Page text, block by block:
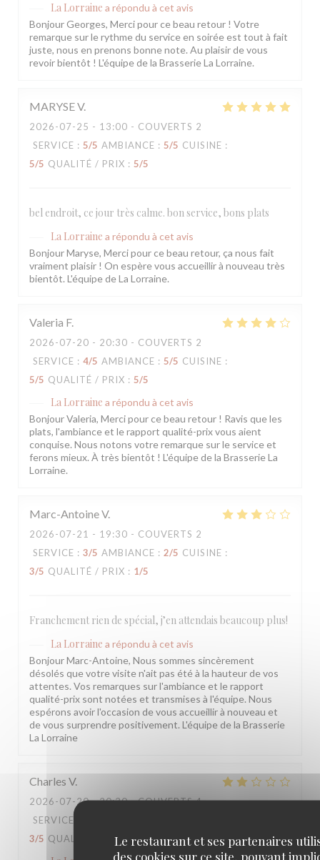
Le restaurant et ses partenaires
des cookies sur ce site, pouvant
La Lorraine a répondu à cet avis
Bonjour Georges, Merci pour ce beau retour ! Votre
remarque sur le rythme du service en soirée est tout à fait
juste, nous en prenons bonne note. Au plaisir de vous
revoir bientôt ! L'équipe de la Brasserie La Lorraine.
MARYSEV
2026-07-25 - 13:00 - COUVERTS 2
SERVICE : 5/5 AMBIANCE : 5/5 CUISINE :
5/5 QUALITÉ / PRIX : 5/5
bel endroit, ce jour très calme. bon service, bons plats
La Lorraine a répondu à cet avis
Bonjour Maryse, Merci pour ce beau retour, ça nous fait
vraiment plaisir ! On espère vous accueillir à nouveau très
bientôt. L'équipe de La Lorraine.
Valeria F
2026-07-20 - 20:30 - COUVERTS 2
SERVICE : 4/5 AMBIANCE : 5/5 CUISINE :
5/5 QUALITÉ / PRIX : 5/5
La Lorraine a répondu à cet avis
Bonjour Valeria, Merci pour ce beau retour ! Ravis que les
plats, l'ambiance et le rapport qualité-prix vous aient
conquise. Nous notons votre remarque sur le service et
ferons mieux. À très bientôt ! L'équipe de la Brasserie La
Lorraine.
Marc-AntoineV
2026-07-21 - 19:30 - COUVERTS 2
SERVICE : 3/5 AMBIANCE : 2/5 CUISINE :
3/5 QUALITÉ / PRIX : 1/5
Franchement rien de spécial, j’en attendais beaucoup plus!
La Lorraine a répondu à cet avis
Bonjour Marc-Antoine, Nous sommes sincèrement
désolés que votre visite n'ait pas été à la hauteur de vos
attentes. Vos remarques sur l'ambiance et le rapport
qualité-prix sont notées et transmises à l'équipe. Nous
espérons avoir l'occasion de vous accueillir à nouveau et
de vous surprendre positivement. L'équipe de la Brasserie
La Lorraine
Charles V
2026-07-20- 20:30 - COUVERTS 4
SERVICE
3/5 QUALITÉ / PRIX: 3/5